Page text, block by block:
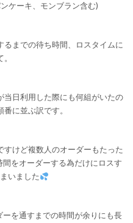
ケーキ、モンブラン含む)
までの待ち時間、ロスタイムに
当日利用した際にも何組がいたの
に並ぶ訳です。
けど複数人のオーダーもたった
をオーダーする為だけにロスす
いました
を通すまでの時間が余りにも長